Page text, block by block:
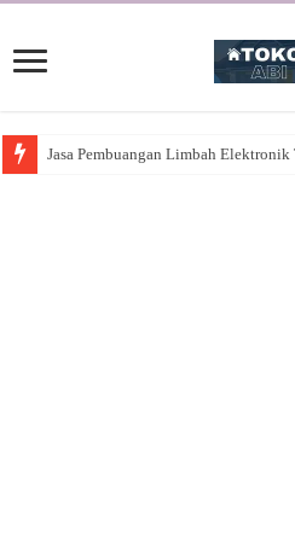
Jasa Pembuangan Limbah